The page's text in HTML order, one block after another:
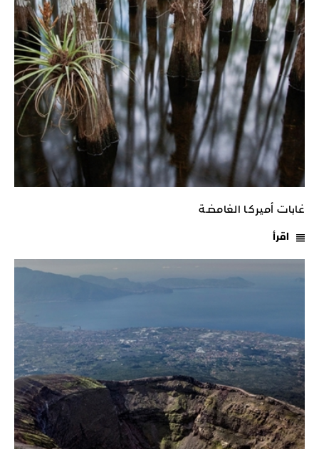
غابات أميركـا الغامضـة
اقرأ